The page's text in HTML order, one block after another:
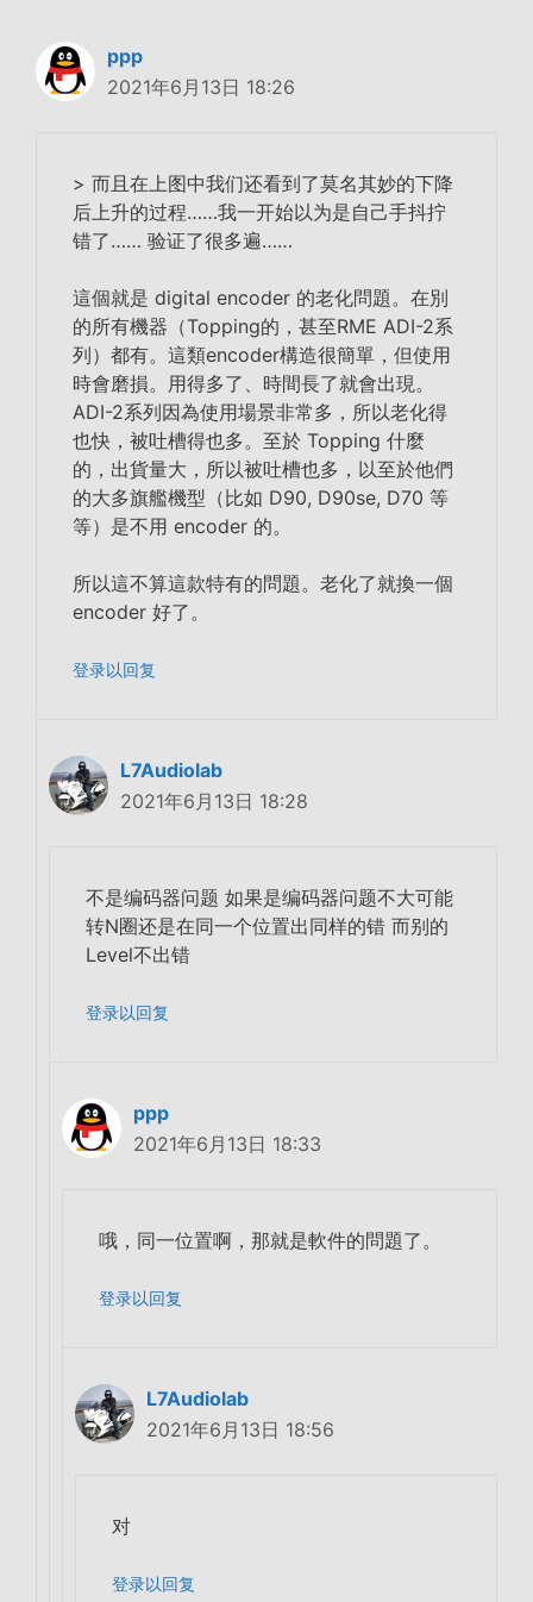
ppp
2021年6月13日 18:26
> 而且在上图中我们还看到了莫名其妙的下降
后上升的过程……我一开始以为是自己手抖拧
错了…… 验证了很多遍……
這個就是 digital encoder 的老化問題。在別
的所有機器（Topping的，甚至RME ADI-2系
列）都有。這類encoder構造很簡單，但使用
時會磨損。用得多了、時間長了就會出現。
ADI-2系列因為使用場景非常多，所以老化得
也快，被吐槽得也多。至於 Topping 什麼
的， 出貨量大，所以被吐槽也多，以至於他們
的大多旗艦機型（比如 D90, D90se, D70 等
等）是不用 encoder 的。
所以這不算這款特有的問題。老化了就換一個
encoder 好了。
登录以回复
L7Audiolab
2021年6月13日 18:28
不是编码器问题 如果是编码器问题不大可能
转N圈还是在同一个位置出同样的错 而别的
Level不出错
登录以回复
ppp
2021年6月13日 18:33
哦，同一位置啊，那就是軟件的問題了。
登录以回复
L7Audiolab
2021年6月13日 18:56
对
登录以回复